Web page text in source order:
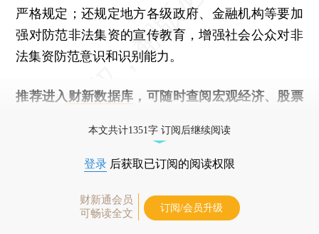
严格规定；还规定地方各级政府、金融机构等要加
强对防范非法集资的宣传教育，增强社会公众对非
法集资防范意识和识别能力。
推荐进入 财新数据库 ，可随时查阅宏观经济、股票
本文共计1351字 订阅后继续阅读
登录 后获取已订阅的阅读权限
财新通会员
可畅读全文
订阅/会员升级